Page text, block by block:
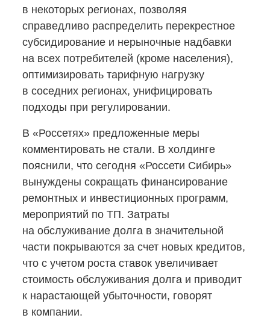
в некоторых регионах, позволяя
справедливо распределить перекрестное
субсидирование и нерыночные надбавки
на всех потребителей (кроме населения),
оптимизировать тарифную нагрузку
в соседних регионах, унифицировать
подходы при регулировании.
В «Россетях» предложенные меры
комментировать не стали. В холдинге
пояснили, что сегодня «Россети Сибирь»
вынуждены сокращать финансирование
ремонтных и инвестиционных программ,
мероприятий по ТП. Затраты
на обслуживание долга в значительной
части покрываются за счет новых кредитов,
что с учетом роста ставок увеличивает
стоимость обслуживания долга и приводит
к нарастающей убыточности, говорят
в компании.